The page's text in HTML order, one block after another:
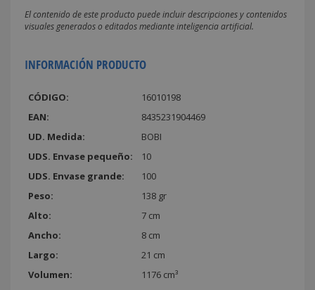
El contenido de este producto puede incluir descripciones y contenidos
visuales generados o editados mediante inteligencia artificial.
INFORMACIÓN PRODUCTO
CÓDIGO:
16010198
EAN:
8435231904469
UD. Medida:
BOBI
UDS. Envase pequeño:
10
UDS. Envase grande:
100
Peso:
138 gr
Alto:
7 cm
Ancho:
8 cm
Largo:
21 cm
Volumen:
1176 cm³